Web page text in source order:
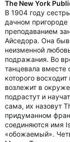
The New York
В 1904 году
дачном
преподаванием
Айседора. Она
неизменной
подражания. Во
танцевала вместе
которого
возлежит в
подрастут и
сама, их назовут
придуманном
соединяются имя
«обожаемый».